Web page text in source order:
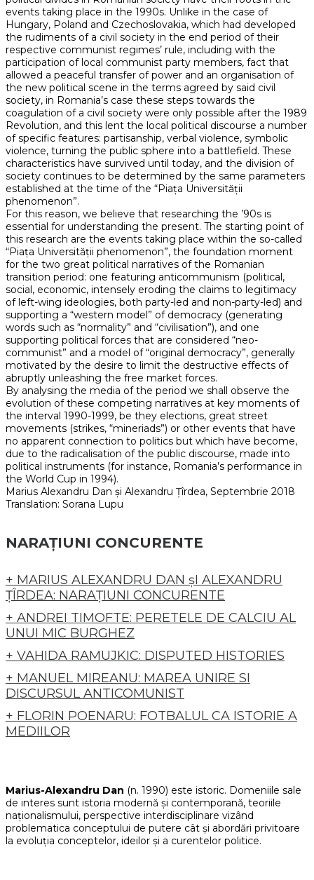
events taking place in the 1990s. Unlike in the case of
Hungary, Poland and Czechoslovakia, which had developed
the rudiments of a civil society in the end period of their
respective communist regimes’ rule, including with the
participation of local communist party members, fact that
allowed a peaceful transfer of power and an organisation of
the new political scene in the terms agreed by said civil
society, in Romania’s case these steps towards the
coagulation of a civil society were only possible after the 1989
Revolution, and this lent the local political discourse a number
of specific features: partisanship, verbal violence, symbolic
violence, turning the public sphere into a battlefield. These
characteristics have survived until today, and the division of
society continues to be determined by the same parameters
established at the time of the “Piața Universității
phenomenon”.
For this reason, we believe that researching the ’90s is
essential for understanding the present. The starting point of
this research are the events taking place within the so-called
“Piața Universității phenomenon”, the foundation moment
for the two great political narratives of the Romanian
transition period: one featuring anticommunism (political,
social, economic, intensely eroding the claims to legitimacy
of left-wing ideologies, both party-led and non-party-led) and
supporting a “western model” of democracy (generating
words such as “normality” and “civilisation”), and one
supporting political forces that are considered “neo-
communist” and a model of “original democracy”, generally
motivated by the desire to limit the destructive effects of
abruptly unleashing the free market forces.
By analysing the media of the period we shall observe the
evolution of these competing narratives at key moments of
the interval 1990-1999, be they elections, great street
movements (strikes, “mineriads”) or other events that have
no apparent connection to politics but which have become,
due to the radicalisation of the public discourse, made into
political instruments (for instance, Romania’s performance in
the World Cup in 1994).
Marius Alexandru Dan și Alexandru Țîrdea, Septembrie 2018
Translation: Sorana Lupu
NARAȚIUNI CONCURENTE
+ MARIUS ALEXANDRU DAN șI ALEXANDRU
ȚÎRDEA: NARAȚIUNI CONCURENTE
+ ANDREI TIMOFTE: PERETELE DE CALCIU AL
UNUI MIC BURGHEZ
+ VAHIDA RAMUJKIC: DISPUTED HISTORIES
+ MANUEL MIREANU: MAREA UNIRE SI
DISCURSUL ANTICOMUNIST
+ FLORIN POENARU: FOTBALUL CA ISTORIE A
MEDIILOR
Marius-Alexandru Dan (n. 1990) este istoric. Domeniile sale
de interes sunt istoria modernă și contemporană, teoriile
naționalismului, perspective interdisciplinare vizând
problematica conceptului de putere cât și abordări privitoare
la evoluția conceptelor, ideilor și a curentelor politice.